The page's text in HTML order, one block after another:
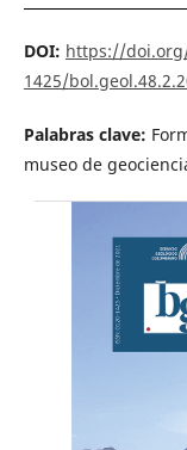
DOI: https://
1425/
Palabras clave:
museo de